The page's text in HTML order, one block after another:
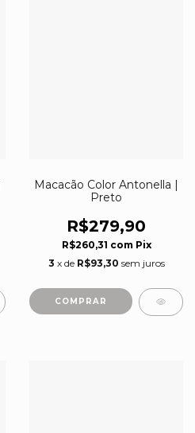
Macacão Color Antonella |
Preto
R$279,90
R$260,31 com Pix
3 x de R$93,30 sem juros
COMPRAR